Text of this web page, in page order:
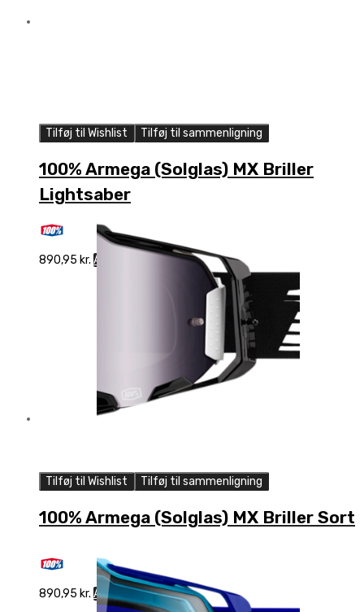
Tilføj til Wishlist Tilføj til sammenligning
100% Armega (Solglas) MX Briller
Lightsaber
890,95 kr. Add to cart
Tilføj til Wishlist Tilføj til sammenligning
100% Armega (Solglas) MX Briller Sort
890,95 kr. Add to cart